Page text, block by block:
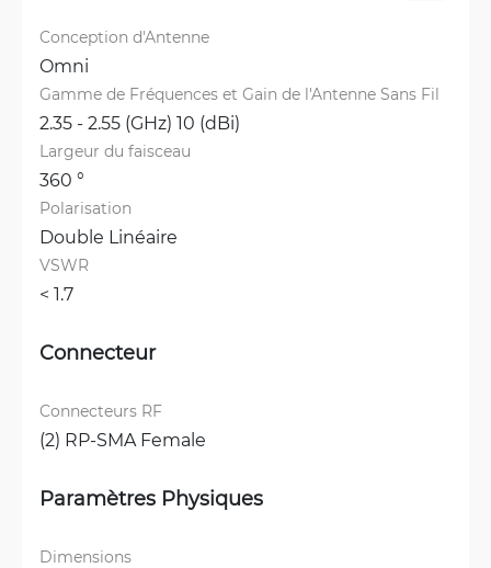
Conception d'Antenne
Omni
Gamme de Fréquences et Gain de l'Antenne Sans Fil
2.35 - 2.55 (GHz) 10 (dBi)
Largeur du faisceau
360 °
Polarisation
Double Linéaire
VSWR
< 1.7
Connecteur
Connecteurs RF
(2) RP-SMA Female
Paramètres Physiques
Dimensions